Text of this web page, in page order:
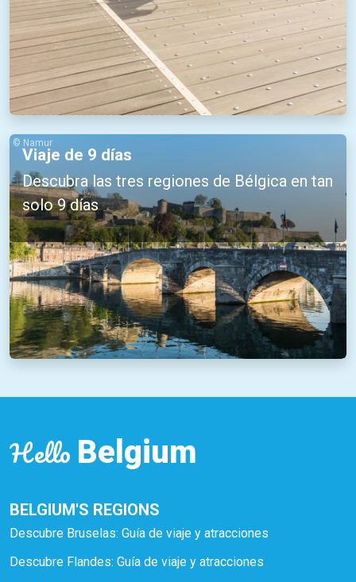
Viaje de 9 días
Descubra las tres regiones de Bélgica en tan
solo 9 días
© Namur
Hello Belgium
BELGIUM'S REGIONS
Descubre Bruselas: Guía de viaje y atracciones
Descubre Flandes: Guía de viaje y atracciones